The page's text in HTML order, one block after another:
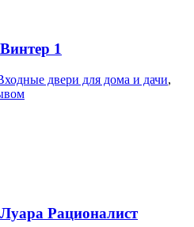
1
двери для дома и дачи,
Рационалист